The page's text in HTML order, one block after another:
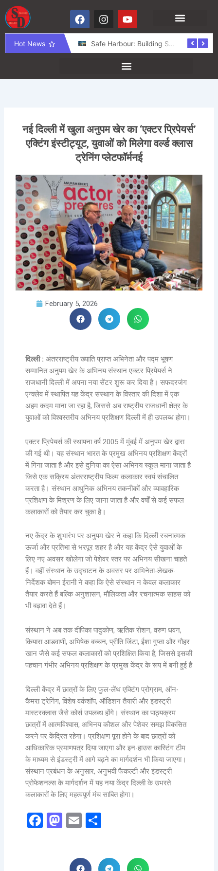
Skip
to
content
F
a
c
e
b
k
I
n
s
t
a
a
Y
o
u
t
u
b
e
Hot News Safe Harbour: Building Secure Spaces for People, Businesses, and the Digital World
नई दिल्ली में खुला अनुपम खेर का ‘एक्टर प्रिपेयर्स’
एक्टिंग इंस्टीट्यूट, युवाओं को मिलेगा वर्ल्ड क्लास
ट्रेनिंग प्लेटफॉर्मनई
February 5, 2026
दिल्ली :अंतरराष्ट्रीय ख्याति प्राप्त अभिनेता और पद्म भूषण
सम्मानित अनुपम खेर के अभिनय संस्थान एक्टर प्रिपेयर्स ने
राजधानी दिल्ली में अपना नया सेंटर शुरू कर दिया है। सफदरजंग
एन्क्लेव में स्थापित यह केंद्र संस्थान के विस्तार की दिशा में एक
अहम कदम माना जा रहा है, जिससे अब राष्ट्रीय राजधानी क्षेत्र के
युवाओं को विश्वस्तरीय अभिनय प्रशिक्षण दिल्ली में ही उपलब्ध होगा।
एक्टर प्रिपेयर्स की स्थापना वर्ष 2005 में मुंबई में अनुपम खेर द्वारा
की गई थी। यह संस्थान भारत के प्रमुख अभिनय प्रशिक्षण केंद्रों
में गिना जाता है और इसे दुनिया का ऐसा अभिनय स्कूल माना जाता है
जिसे एक सक्रिय अंतरराष्ट्रीय फिल्म कलाकार स्वयं संचालित
करता है। संस्थान आधुनिक अभिनय तकनीकों और व्यावहारिक
प्रशिक्षण के मिश्रण के लिए जाना जाता है और वर्षों से कई सफल
कलाकारों को तैयार कर चुका है।
नए केंद्र के शुभारंभ पर अनुपम खेर ने कहा कि दिल्ली रचनात्मक
ऊर्जा और प्रतिभा से भरपूर शहर है और यह केंद्र ऐसे युवाओं के
लिए नए अवसर खोलेगा जो पेशेवर स्तर पर अभिनय सीखना चाहते
हैं। वहीं संस्थान के उद्घाटन के अवसर पर अभिनेता-लेखक-
निर्देशक बोमन ईरानी ने कहा कि ऐसे संस्थान न केवल कलाकार
तैयार करते हैं बल्कि अनुशासन, मौलिकता और रचनात्मक साहस को
भी बढ़ावा देते हैं।
संस्थान ने अब तक दीपिका पादुकोण, ऋतिक रोशन, वरुण धवन,
कियारा आडवाणी, अभिषेक बच्चन, प्रीति जिंटा, ईशा गुप्ता और गौहर
खान जैसे कई सफल कलाकारों को प्रशिक्षित किया है, जिससे इसकी
पहचान गंभीर अभिनय प्रशिक्षण के प्रमुख केंद्र के रूप में बनी हुई है
दिल्ली केंद्र में छात्रों के लिए फुल-लेंथ एक्टिंग प्रोग्राम, ऑन-
कैमरा ट्रेनिंग, विशेष वर्कशॉप, ऑडिशन तैयारी और इंडस्ट्री
मास्टरक्लास जैसे कोर्स उपलब्ध होंगे। संस्थान का पाठ्यक्रम
छात्रों में आत्मविश्वास, अभिनय कौशल और पेशेवर समझ विकसित
करने पर केंद्रित रहेगा। प्रशिक्षण पूरा होने के बाद छात्रों को
आधिकारिक प्रमाणपत्र दिया जाएगा और इन-हाउस कास्टिंग टीम
के माध्यम से इंडस्ट्री में आगे बढ़ने का मार्गदर्शन भी किया जाएगा।
संस्थान प्रबंधन के अनुसार, अनुभवी फैकल्टी और इंडस्ट्री
प्रोफेशनल्स के मार्गदर्शन में यह नया केंद्र दिल्ली के उभरते
कलाकारों के लिए महत्वपूर्ण मंच साबित होगा।
Facebook
Mastodon
Email